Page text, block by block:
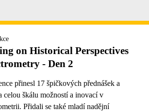
on Historical Perspectives
- Den 2
přinesl 17 špičkových přednášek a
celou škálu možností a inovací v
Přidali se také mladí nadějní